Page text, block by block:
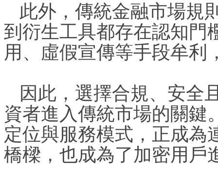
此外，傳統金融市場規
到衍生工具都存在認知門
用、虛假宣傳等手段牟利
因此，選擇合規、安全
資者進入傳統市場的關鍵
定位與服務模式，正成為
橋樑，也成為了加密用戶